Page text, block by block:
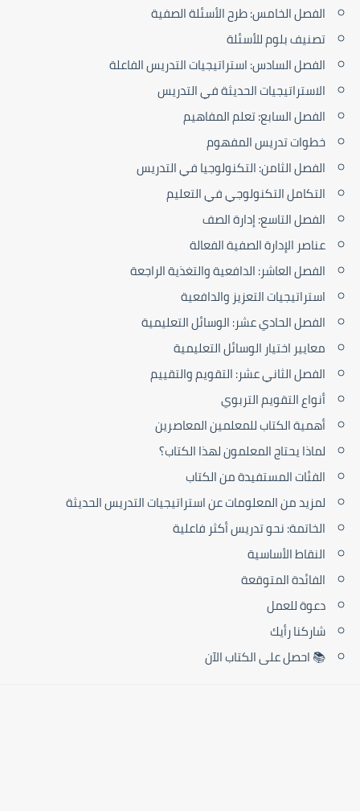
الفصل الخامس: طرح الأسئلة الصفية
تصنيف بلوم للأسئلة
الفصل السادس: استراتيجيات التدريس الفاعلة
الاستراتيجيات الحديثة في التدريس
الفصل السابع: تعلم المفاهيم
خطوات تدريس المفهوم
الفصل الثامن: التكنولوجيا في التدريس
التكامل التكنولوجي في التعليم
الفصل التاسع: إدارة الصف
عناصر الإدارة الصفية الفعالة
الفصل العاشر: الدافعية والتغذية الراجعة
استراتيجيات التعزيز والدافعية
الفصل الحادي عشر: الوسائل التعليمية
معايير اختيار الوسائل التعليمية
الفصل الثاني عشر: التقويم والتقييم
أنواع التقويم التربوي
أهمية الكتاب للمعلمين المعاصرين
لماذا يحتاج المعلمون لهذا الكتاب؟
الفئات المستفيدة من الكتاب
لمزيد من المعلومات عن استراتيجيات التدريس الحديثة
الخاتمة: نحو تدريس أكثر فاعلية
النقاط الأساسية
الفائدة المتوقعة
دعوة للعمل
شاركنا رأيك
📚 احصل على الكتاب الآن